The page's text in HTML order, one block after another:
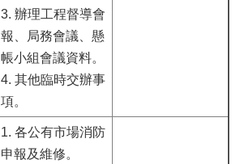
3. 辦理工程督導會
報、局務會議、懸
帳小組會議資料。
4. 其他臨時交辦事
項。
1. 各公有市場消防
申報及維修。